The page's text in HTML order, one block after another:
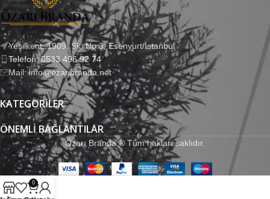
Yeşilkent, 1909. Sk. No:3, Esenyurt/İstanbul
Telefon: 0533 496 92 74
Mail: info@ozaribranda.net
KATEGORILER
ÖNEMLI BAĞLANTILAR
Özarı Branda ® Tüm hakları saklıdır.
0